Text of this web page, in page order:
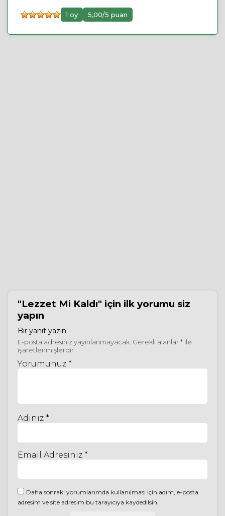
1 oy 5,00/5 puan
"Lezzet Mi Kaldı" için ilk yorumu siz
yapın
Bir yanıt yazın
E-posta adresiniz yayınlanmayacak. Gerekli alanlar* ile
işaretlenmişlerdir
Yorumunuz *
Adınız *
Email Adresiniz *
Daha sonraki yorumlarımda kullanılması için adım, e-posta
adresim ve site adresim bu tarayıcıya kaydedilsin.